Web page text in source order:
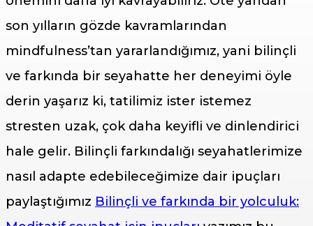
son yılların gözde kavramlarından
mindfulness’tan yararlandığımız, yani bilinçli
ve farkında bir seyahatte her deneyimi öyle
derin yaşarız ki, tatilimiz ister istemez
stresten uzak, çok daha keyifli ve dinlendirici
hale gelir. Bilinçli farkındalığı seyahatlerimize
nasıl adapte edebileceğimize dair ipuçları
paylaştığımız Bilinçli ve farkında bir yolculuk: